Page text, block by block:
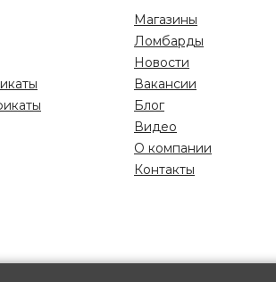
Магазины
Ломбарды
Новости
Вакансии
Блог
Видео
О компании
Контакты